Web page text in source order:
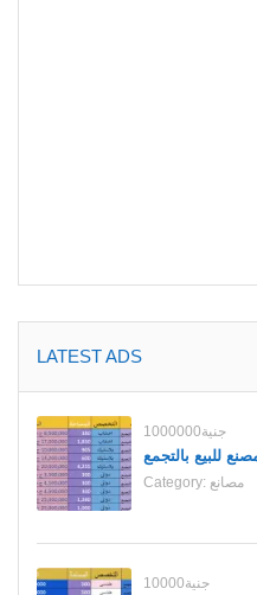
LATEST ADS
1000000جنية
Category: مصانع
10000جنية